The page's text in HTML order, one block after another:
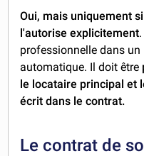
Oui, mais uniquement
l'autorise explicitement
professionnelle dans
automatique. Il doit être
le locataire principal et
écrit dans le contrat.
Le contrat de